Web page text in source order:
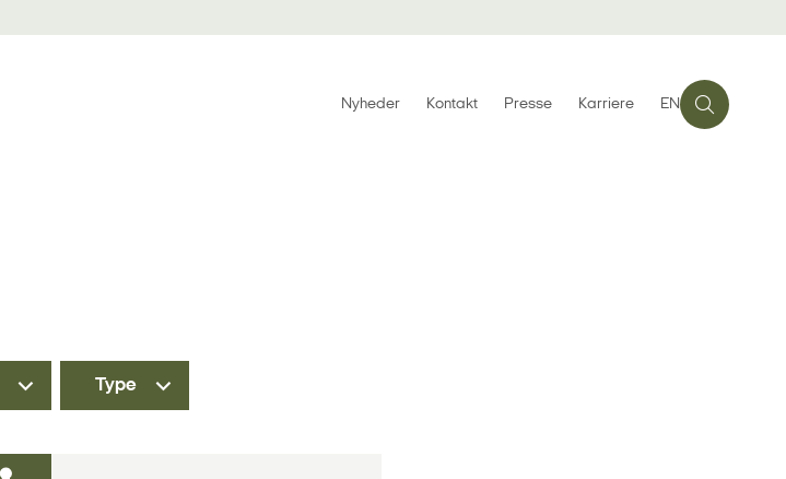
Nyheder Kontakt Presse Karriere EN
Type